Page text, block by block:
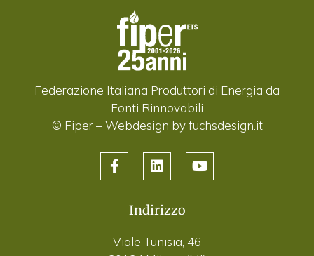
Federazione Italiana Produttori di Energia da
Fonti Rinnovabili
© Fiper –Webdesign by fuchsdesign.it
Indirizzo
Viale Tunisia, 46